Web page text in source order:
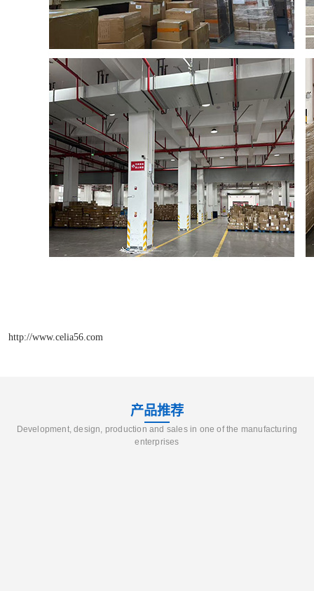
http://www.celia56.com
产品推荐
Development, design, production and sales in one of the manufacturing
enterprises